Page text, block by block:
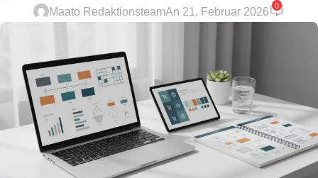
Maato RedaktionsteamAn 21. Februar 2026
0